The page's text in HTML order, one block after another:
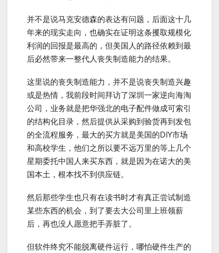
并不是说马克安德森的表达有问题，后面这十几
年来的现实走向，也确实在证明这条攫取规模化
利润的回报是最高的，但美国人的路径依赖到最
后必然带来一整代人丧失制造能力的结果。
这里说的丧失制造能力，并不是说丧失制造兴趣
或是热情，我前段时间拜访了深圳一家逆向海淘
公司，业务就是把华强北的电子配件做成可索引
的结构化目录，然后提供从采购到验货再到发包
的全流程服务，最大的买方就是美国的DIY市场
和高校学生，他们之所以要不远万里的等上几个
星期委托中国人来买东西，就是因为在诺大的美
国本土，根本找不到供应链。
然后那些学生也只有在读书时才有真正尝试制造
某些东西的机会，到了要去大公司里上班领薪
后，再也没人愿意把手弄脏了。
但软件终究不能脱离硬件运行，哪怕硬件生产的